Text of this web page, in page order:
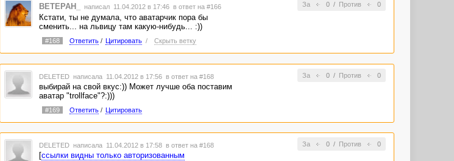
За 0/ Против 0
BETEPAH_ написал 11.04.2012 в 17:46 в ответ на #166
Кстати, ты не думала, что аватарчик пора бы
сменить... на львицу там какую-нибудь... :))
#168 Ответить/ Цитировать / Скрыть ветку
За 0/ Против 0
DELETED написала 11.04.2012 в 17:56 в ответ на #168
выбирай на свой вкус:)) Может лучше оба поставим
аватар "trollface"?:)))
#169 Ответить/ Цитировать
За 0/ Против 0
DELETED написала 11.04.2012 в 17:58 в ответ на #168
[ссылки видны только авторизованным